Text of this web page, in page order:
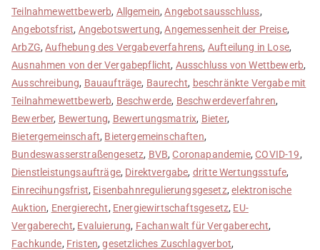
Teilnahmewettbewerb, Allgemein,Angebotsausschluss,
Angebotsfrist, Angebotswertung,Angemessenheit der Preise,
ArbZG,Aufhebung des Vergabeverfahrens, Aufteilung in Lose,
Ausnahmen von der Vergabepflicht, Ausschluss von Wettbewerb,
Ausschreibung, Bauaufträge, Baurecht, beschränkte Vergabe mit
Teilnahmewettbewerb, Beschwerde, Beschwerdeverfahren,
Bewerber, Bewertung, Bewertungsmatrix, Bieter,
Bietergemeinschaft, Bietergemeinschaften,
Bundeswasserstraßengesetz, BVB,Coronapandemie,COVID-19,
Dienstleistungsaufträge, Direktvergabe, dritte Wertungsstufe,
Einrecihungsfrist, Eisenbahnregulierungsgesetz,elektronische
Auktion, Energierecht, Energiewirtschaftsgesetz, EU-
Vergaberecht, Evaluierung, Fachanwalt für Vergaberecht,
Fachkunde, Fristen,gesetzliches Zuschlagverbot,